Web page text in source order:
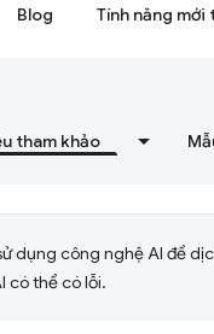
Blog Tính năng
tham khảo
dụng công nghệ AI để
có thể có lỗi.